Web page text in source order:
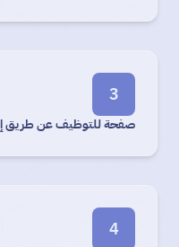
3
صفحة للتوظيف عن طريق
4